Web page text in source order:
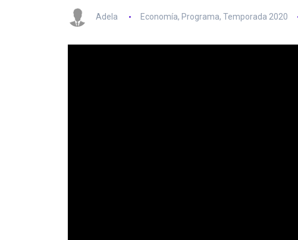
Adela Economía, Programa, Temporada 2020